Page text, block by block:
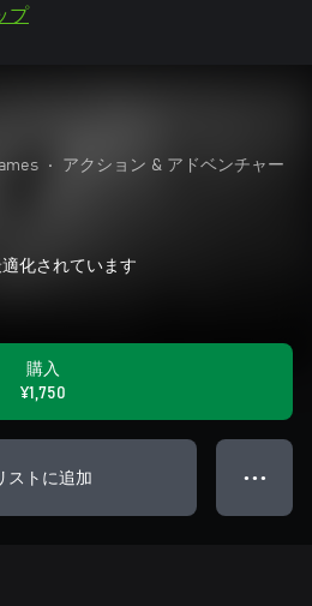
プ
• アクション & アドベンチャー
化されています
購入
¥1,750
ストに追加 ● ● ●